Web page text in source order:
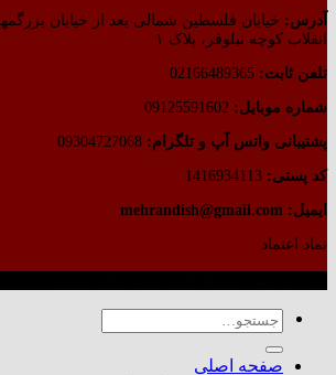
آدرس: خیابان فلسطین شمالی بعد از خیابان
انقلاب کوچه نیلوفر، پلاک ۱
تلفن ثابت:
شماره موبایل:
پشتیبانی واتس آپ و تلگرام:
کد پستی:
ایمیل: mehrandish@gmail.com
نماد اعتماد
جستجو
برای:
صفحه اصلی